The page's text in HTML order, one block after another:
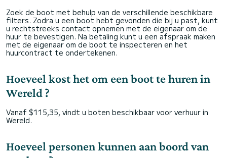
Zoek de boot met behulp van de verschillende beschikbare
filters. Zodra u een boot hebt gevonden die bij u past, kunt
u rechtstreeks contact opnemen met de eigenaar om de
huur te bevestigen. Na betaling kunt u een afspraak maken
met de eigenaar om de boot te inspecteren en het
huurcontract te ondertekenen.
Hoeveel kost het om een boot te huren in
Wereld ?
Vanaf $115,35, vindt u boten beschikbaar voor verhuur in
Wereld.
Hoeveel personen kunnen aan boord van